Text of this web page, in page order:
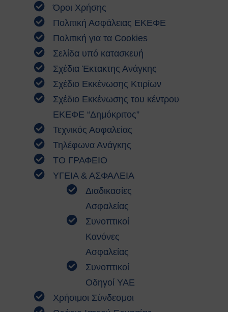
Ευρωπαϊκοί Κανονισμοί
ΧΡΗΣΙΜΑ
Εκδηλώσεις
Άρθρα
Γενικές Οδηγίες Προστασίας (Πολιτική
Προστασία)
Χημικά, Βιολογικά, Ραδιολογικά
& Πυρηνικά Περιστατικά (ΧΒΡΠ)
Βιομηχανικά Ατυχήματα
Δασικές πυρκαγιές
Πλημμύρες
Χιονοπτώσεις
Καύσωνας
Κατολισθίσεις
Κάπνισμα
Παγκόσμια ημέρα κατά του
καπνίσματος 2020
Νέα προϊόντα καπνού
Ηλεκτρονικά τσιγάρα (ENDS)
Όροι Χρήσης
Πολιτική Ασφάλειας ΕΚΕΦΕ
Πολιτική για τα Cookies
Σελίδα υπό κατασκευή
Σχέδια Έκτακτης Ανάγκης
Σχέδιο Εκκένωσης Κτιρίων
Σχέδιο Εκκένωσης του κέντρου
ΕΚΕΦΕ “Δημόκριτος”
Τεχνικός Ασφαλείας
Τηλέφωνα Ανάγκης
ΤΟ ΓΡΑΦΕΙΟ
ΥΓΕΙΑ & ΑΣΦΑΛΕΙΑ
Διαδικασίες
Ασφαλείας
Συνοπτικοί
Κανόνες
Ασφαλείας
Συνοπτικοί
Οδηγοί ΥΑΕ
Χρήσιμοι Σύνδεσμοι